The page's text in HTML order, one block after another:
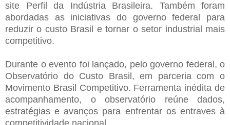
site Perfil da Indústria Brasileira. Também foram
abordadas as iniciativas do governo federal para
reduzir o custo Brasil e tornar o setor industrial mais
competitivo.
Durante o evento foi lançado, pelo governo federal, o
Observatório do Custo Brasil, em parceria com o
Movimento Brasil Competitivo. Ferramenta inédita de
acompanhamento, o observatório reúne dados,
estratégias e avanços para enfrentar os entraves à
competitividade nacional.